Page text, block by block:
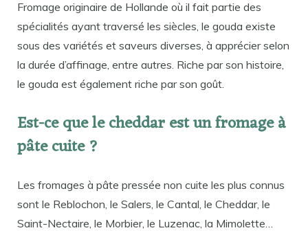
Fromage originaire de Hollande où il fait partie des
spécialités ayant traversé les siècles, le gouda existe
sous des variétés et saveurs diverses, à apprécier selon
la durée d’affinage, entre autres. Riche par son histoire,
le gouda est également riche par son goût.
Est-ce que le cheddar est un fromage à
pâte cuite ?
Les fromages à pâte pressée non cuite les plus connus
sont le Reblochon, le Salers, le Cantal, le Cheddar, le
Saint-Nectaire, le Morbier, le Luzenac, la Mimolette…